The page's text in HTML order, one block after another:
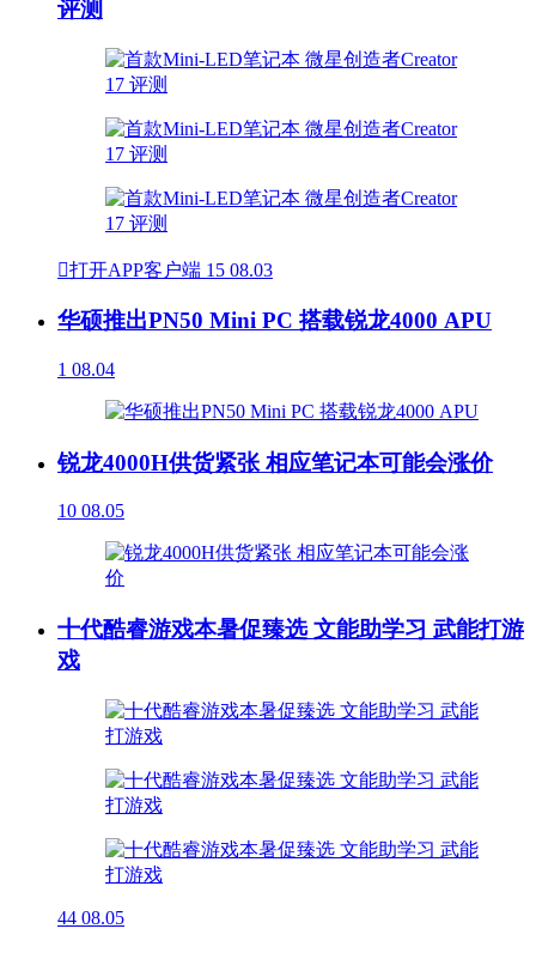
评测
打开APP客户端 15 08.03
华硕推出PN50 Mini PC 搭载锐龙4000 APU
1 08.04
锐龙4000H供货紧张 相应笔记本可能会涨价
10 08.05
十代酷睿游戏本暑促臻选 文能助学习 武能打游
戏
44 08.05